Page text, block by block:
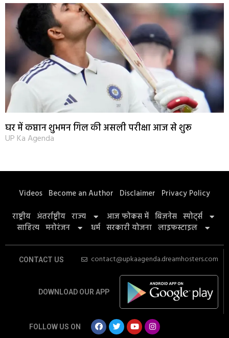
घर में कप्तान शुभमन गिल की असली परीक्षा आज से शुरू
UP Ka Agenda
Videos Become an Author Disclaimer Privacy Policy
राष्ट्रीय अंतर्राष्ट्रीय राज्य आज फोकस में बिज़नेस स्पोर्ट्स
साहित्य मनोरंजन धर्म सरकारी योजना लाइफस्टाइल
CONTACT US contact@upkaagenda.dreamhosters.com
DOWNLOAD OUR APP
FOLLOW US ON